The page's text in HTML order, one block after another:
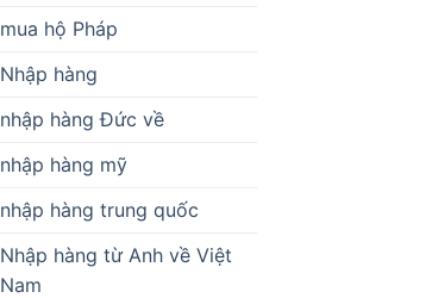
mua hộ Pháp
Nhập hàng
nhập hàng Đức về
nhập hàng mỹ
nhập hàng trung quốc
Nhập hàng từ Anh về Việt
Nam